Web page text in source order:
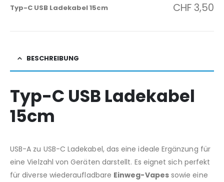
Typ-C USB Ladekabel 15cm
CHF 3,50
BESCHREIBUNG
Typ-C USB Ladekabel
15cm
USB-A zu USB-C Ladekabel, das eine ideale Ergänzung für
eine Vielzahl von Geräten darstellt. Es eignet sich perfekt
für diverse wiederaufladbare Einweg-Vapessowie eine